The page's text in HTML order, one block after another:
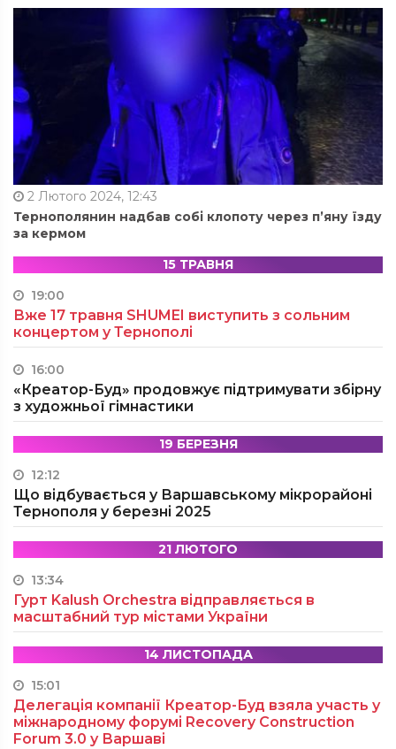
2 Лютого 2024, 12:43
Тернополянин надбав собі клопоту через п’яну їзду
за кермом
15 ТРАВНЯ
19:00
Вже 17 травня SHUMEI виступить з сольним
концертом у Тернополі
16:00
«Креатор-Буд» продовжує підтримувати збірну
з художньої гімнастики
19 БЕРЕЗНЯ
12:12
Що відбувається у Варшавському мікрорайоні
Тернополя у березні 2025
21 ЛЮТОГО
13:34
Гурт Kalush Orchestra відправляється в
масштабний тур містами України
14 ЛИСТОПАДА
15:01
Делегація компанії Креатор-Буд взяла участь у
міжнародному форумі Recovery Construction
Forum 3.0 у Варшаві